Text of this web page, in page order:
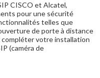
CISCO et Alcatel,
pour une sécurité
telles que
de porte à distance
compléter votre installation
(caméra de